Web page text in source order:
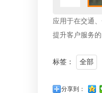
应用于在交通
提升客户服务
标签： 全部
分享到：